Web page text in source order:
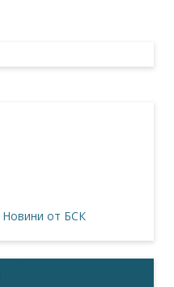
Новини от БСК